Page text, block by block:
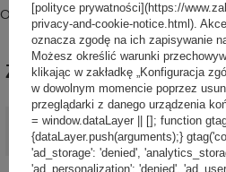
OPINIE
ZABIERZ JESZCZE :)
PROMOCJA
Kubek termiczny Contigo Luxe
127,00 zł / szt.
[polityce prywatności](https://
privacy-and-cookie-notice.html).
oznacza zgodę na ich zapisywanie
Możesz określić warunki
klikając w zakładkę „Konfiguracja
w dowolnym momencie poprzez
przeglądarki z danego urządzenia
= window.dataLayer || []; function
{dataLayer.push(arguments);}
'ad_storage': 'denied',
'ad_personalization': 'denied',